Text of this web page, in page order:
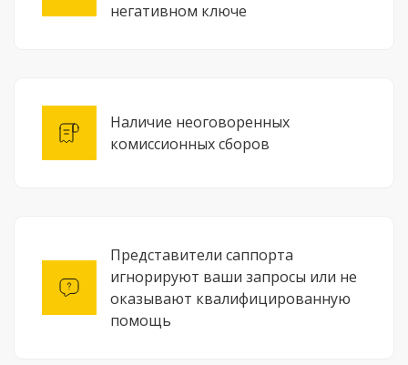
негативном ключе
Наличие неоговоренных
комиссионных сборов
Представители саппорта
игнорируют ваши запросы или не
оказывают квалифицированную
помощь